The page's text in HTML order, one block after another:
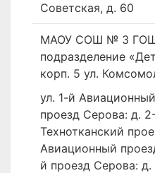
Советская, д. 60
МАОУ СОШ № 3 ГОЩ
подразделение
корп. 5 ул.
ул. 1-й
проезд Серова: д.
Технотканский
Авиационный
й проезд Серова: д.